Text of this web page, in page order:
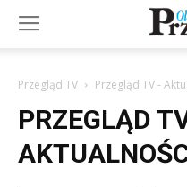
Przegląd TV Przegląd TV -
PRZEGLĄD